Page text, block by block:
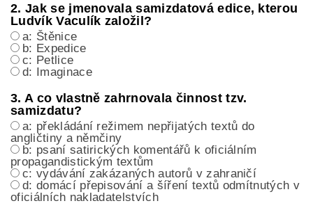
2. Jak se jmenovala samizdatová edice, kterou
Ludvík Vaculík založil?
a: Štěnice
b: Expedice
c: Petlice
d: Imaginace
3. A co vlastně zahrnovala činnost tzv.
samizdatu?
a: překládání režimem nepřijatých textů do
angličtiny a němčiny
b: psaní satirických komentářů k oficiálním
propagandistickým textům
c: vydávání zakázaných autorů v zahraničí
d: domácí přepisování a šíření textů odmítnutých v
oficiálních nakladatelstvích